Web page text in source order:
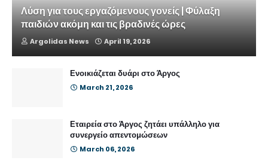
Λύση για τους εργαζόμενους γονείς | Φύλαξη
παιδιών ακόμη και τις βραδινές ώρες
Argolidas News April 19, 2026
Ενοικιάζεται δυάρι στο Άργος
March 21, 2026
Εταιρεία στο Άργος ζητάει υπάλληλο για
συνεργείο απεντομώσεων
March 06, 2026